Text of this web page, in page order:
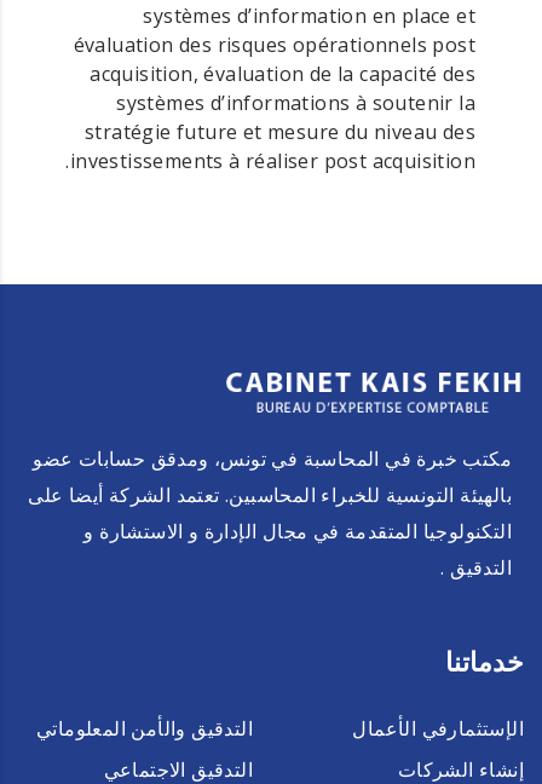
systèmes d’information en place et
évaluation des risques opérationnels post
acquisition, évaluation de la capacité des
systèmes d’informations à soutenir la
stratégie future et mesure du niveau des
investissements à réaliser post acquisition.
مكتب خبرة في المحاسبة في تونس، ومدقق حسابات عضو
بالهيئة التونسية للخبراء المحاسبين. تعتمد الشركة أيضا على
التكنولوجيا المتقدمة في مجال الإدارة و الاستشارة و
التدقيق .
خدماتنا
التدقيق والأمن المعلوماتي
التدقيق الاجتماعي
الإستثمارفي الأعمال
إنشاء الشركات